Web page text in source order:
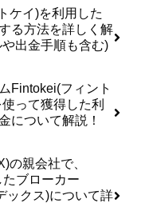
ケイ)を利用した
る方法を詳しく解
出金手順も含む)
Fintokei(フィント
って獲得した利
について解説！
の親会社で、
ブローカー
ックス)について詳